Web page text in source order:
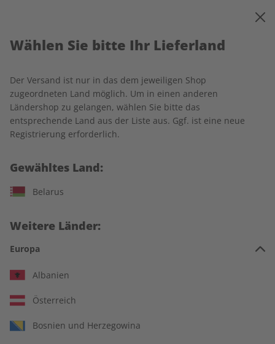
Startseite Business Spotlight
Einzelausgaben
LESEPROBE
Wählen Sie bitte Ihr Lieferland
Der Versand ist nur in das dem jeweiligen Shop
zugeordneten Land möglich. Um in einen anderen
Ländershop zu gelangen, wählen Sie bitte das
entsprechende Land aus der Liste aus. Ggf. ist eine neue
Registrierung erforderlich.
Gewähltes Land:
Belarus
Weitere Länder:
Europa
Albanien
Österreich
Bosnien und Herzegowina